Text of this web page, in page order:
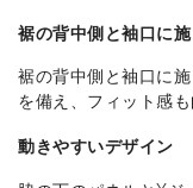
裾の背中側と袖口に
裾の背中側と袖口に
を備え、フィット感も
動きやすいデザイン